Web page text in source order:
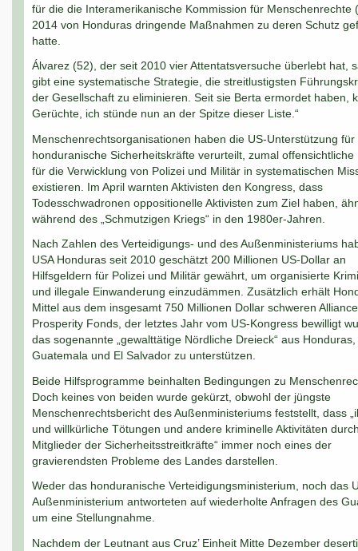
für die die Interamerikanische Kommission für Menschenrechte
2014 von Honduras dringende Maßnahmen zu deren Schutz
hatte.
Álvarez (52), der seit 2010 vier Attentatsversuche überlebt hat,
gibt eine systematische Strategie, die streitlustigsten
der Gesellschaft zu eliminieren. Seit sie Berta ermordet haben,
Gerüchte, ich stünde nun an der Spitze dieser Liste.“
Menschenrechtsorganisationen haben die US-Unterstützung für
honduranische Sicherheitskräfte verurteilt, zumal offensichtliche
für die Verwicklung von Polizei und Militär in systematischen
existieren. Im April warnten Aktivisten den Kongress, dass
Todesschwadronen oppositionelle Aktivisten zum Ziel haben,
während des „Schmutzigen Kriegs“ in den 1980er-Jahren.
Nach Zahlen des Verteidigungs- und des Außenministeriums
USA Honduras seit 2010 geschätzt 200 Millionen US-Dollar an
Hilfsgeldern für Polizei und Militär gewährt, um organisierte
und illegale Einwanderung einzudämmen. Zusätzlich erhält
Mittel aus dem insgesamt 750 Millionen Dollar schweren
Prosperity Fonds, der letztes Jahr vom US-Kongress bewilligt
das sogenannte „gewalttätige Nördliche Dreieck“ aus Honduras,
Guatemala und El Salvador zu unterstützen.
Beide Hilfsprogramme beinhalten Bedingungen zu
Doch keines von beiden wurde gekürzt, obwohl der jüngste
Menschenrechtsbericht des Außenministeriums feststellt, dass
und willkürliche Tötungen und andere kriminelle Aktivitäten
Mitglieder der Sicherheitsstreitkräfte“ immer noch eines der
gravierendsten Probleme des Landes darstellen.
Weder das honduranische Verteidigungsministerium, noch das
Außenministerium antworteten auf wiederholte Anfragen des
um eine Stellungnahme.
Nachdem der Leutnant aus Cruz’ Einheit Mitte Dezember